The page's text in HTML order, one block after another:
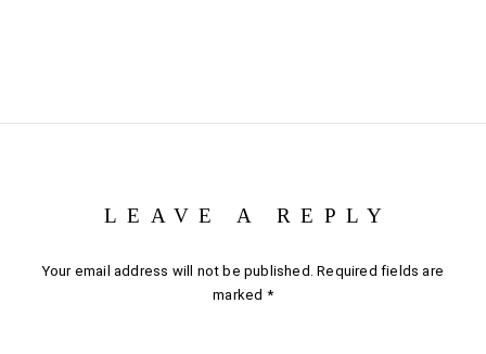
LEAVE A REPLY
Your email address will not be published. Required fields are
marked *